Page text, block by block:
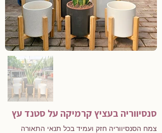
סנסיווריה בעציץ קרמיקה על סטנד עץ
צמח הסנסיווריה חזק ועמיד בכל תנאי התאורה